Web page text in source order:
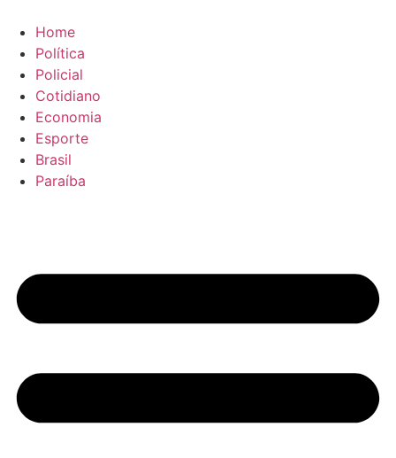
para
conteúdo
Home
Política
Policial
Cotidiano
Economia
Esporte
Brasil
Paraíba